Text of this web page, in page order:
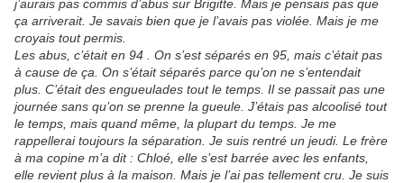
j’aurais pas commis d’abus sur Brigitte. Mais je pensais pas que
ça arriverait. Je savais bien que je l’avais pas violée. Mais je me
croyais tout permis.
Les abus, c’était en 94 . On s’est séparés en 95, mais c’était pas
à cause de ça. On s’était séparés parce qu’on ne s’entendait
plus. C’était des engueulades tout le temps. Il se passait pas une
journée sans qu’on se prenne la gueule. J’étais pas alcoolisé tout
le temps, mais quand même, la plupart du temps. Je me
rappellerai toujours la séparation. Je suis rentré un jeudi. Le frère
à ma copine m’a dit : Chloé, elle s’est barrée avec les enfants,
elle revient plus à la maison. Mais je l’ai pas tellement cru. Je suis